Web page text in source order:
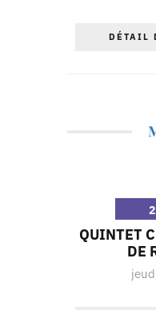
DÉTAIL
QUINTET
DE